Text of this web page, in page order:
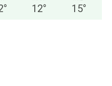
° 12° 15°